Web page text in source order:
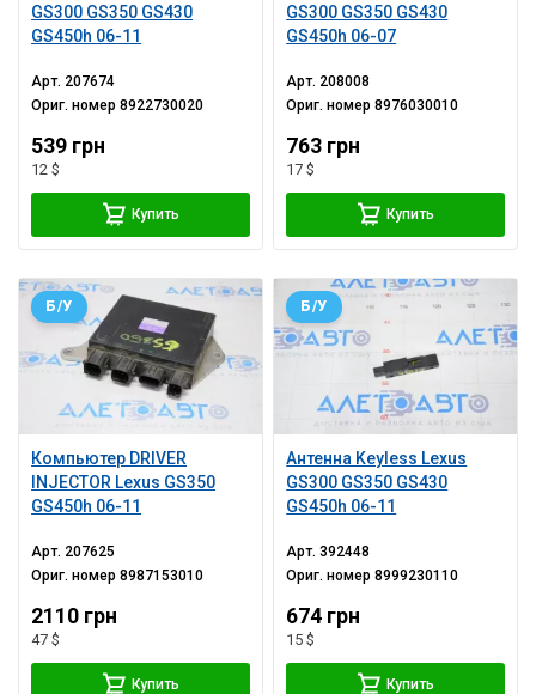
GS300 GS350 GS430
GS450h 06-11
Арт. 207674
Ориг. номер8922730020
539 грн
12 $
Купить
GS300 GS350 GS430
GS450h 06-07
Арт. 208008
Ориг. номер8976030010
763 грн
17 $
Купить
Компьютер DRIVER
INJECTOR Lexus GS350
GS450h 06-11
Б/У
Арт. 207625
Ориг. номер8987153010
2110 грн
47 $
Купить
Антенна Keyless Lexus
GS300 GS350 GS430
GS450h 06-11
Б/У
Арт.392448
Ориг. номер8999230110
674 грн
15 $
Купить